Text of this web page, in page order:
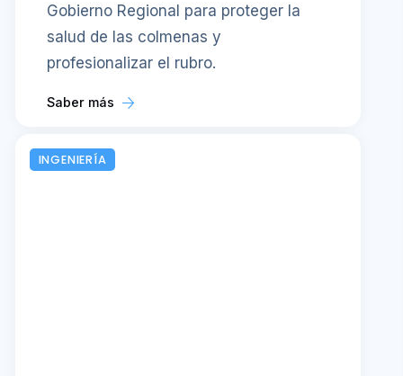
Gobierno Regional para proteger la
salud de las colmenas y
profesionalizar el rubro.
Saber más
INGENIERÍA